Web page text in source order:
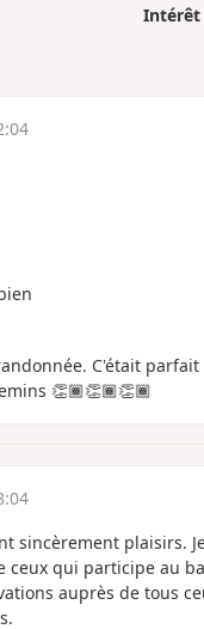
Intérêt
C'était parfait
👏🏾👏🏾👏🏾
sincèrement plaisirs.
ceux qui participe au
auprès de tous